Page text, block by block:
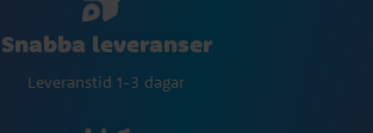
Snabba leveranser
Leveranstid 1-3 dagar